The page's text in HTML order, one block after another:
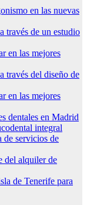
en las nuevas
través de un estudio
en las mejores
través del diseño de
en las mejores
dentales en Madrid
integral
de servicios de
del alquiler de
de Tenerife para